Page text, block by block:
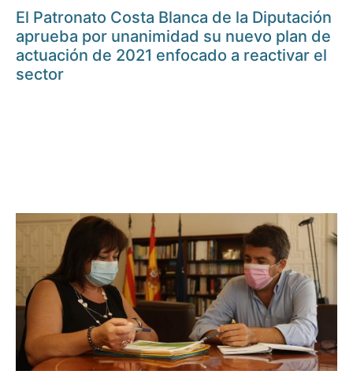
El Patronato Costa Blanca de la Diputación
aprueba por unanimidad su nuevo plan de
actuación de 2021 enfocado a reactivar el
sector